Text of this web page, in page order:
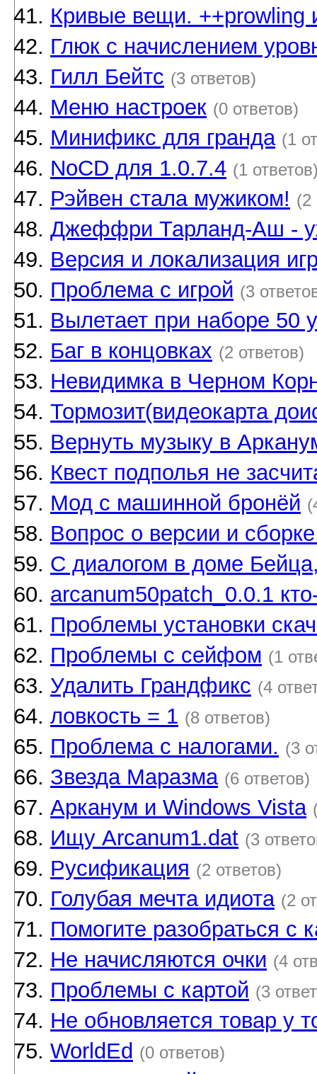
Кривые вещи. ++prowling
Глюк с начислением
Гилл Бейтс (3 ответов)
Меню настроек (0 ответов)
Минификс для гранда (1
NoCD для 1.0.7.4 (1
Рэйвен стала мужиком! (2
Джеффри Тарланд-Аш -
Версия и локализация
Проблема с игрой (3
Вылетает при наборе 50
Баг в концовках (2 ответов)
Невидимка в Черном
Тормозит(видеокарта
Вернуть музыку в
Квест подполья не
Мод с машинной бронёй
Вопрос о версии и
С диалогом в доме
arcanum50patch_0.0.1
Проблемы установки
Проблемы с сейфом (1
Удалить Грандфикс (4
ловкость = 1 (8 ответов)
Проблема с налогами. (3
Звезда Маразма (6 ответов)
Арканум и Windows Vista
Ищу Arcanum1.dat (3
Русификация (2 ответов)
Голубая мечта идиота (2
Помогите разобраться с
Не начисляются очки (4
Проблемы с картой (3
Не обновляется товар у
WorldEd (0 ответов)